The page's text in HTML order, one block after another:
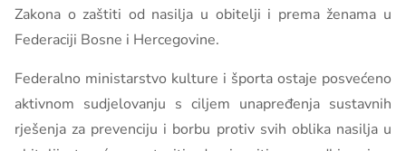
Zakona o zaštiti od nasilja u obitelji i prema ženama u
Federaciji Bosne i Hercegovine.
Federalno ministarstvo kulture i športa ostaje posvećeno
aktivnom sudjelovanju s ciljem unapređenja sustavnih
rješenja za prevenciju i borbu protiv svih oblika nasilja u